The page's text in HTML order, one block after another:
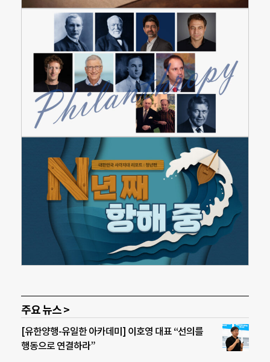
주요 뉴스 >
[유한양행-유일한 아카데미] 이호영 대표 “선의를
행동으로 연결하라”